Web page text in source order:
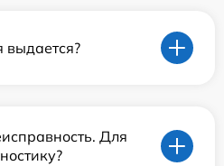
выдается?
Для